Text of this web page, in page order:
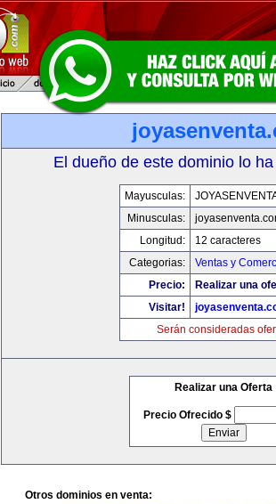
El dueño de este dominio lo
Mayusculas:
Minusculas:
Longitud:
12 caracteres
Categorias:
Ventas y
Precio:
Realizar una
Visitar!
Serán consideradas
Realizar una Oferta
Precio Ofrecido $
Otros dominios en venta: